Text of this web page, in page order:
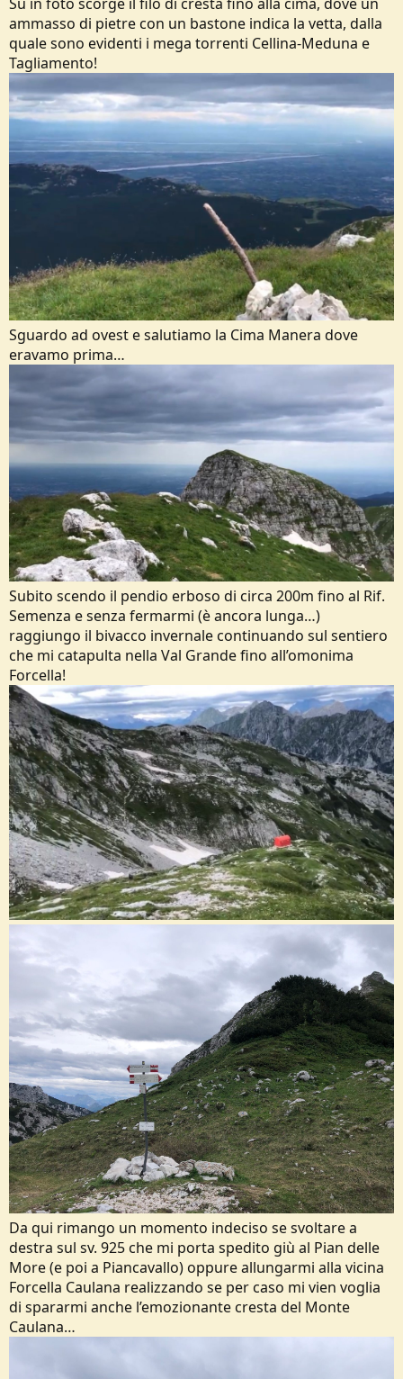
ammasso di pietre con un bastone indica la vetta, dalla
quale sono evidenti i mega torrenti Cellina-Meduna e
Tagliamento!
Sguardo ad ovest e salutiamo la Cima Manera dove
eravamo prima…
Subito scendo il pendio erboso di circa 200m fino al Rif.
Semenza e senza fermarmi (è ancora lunga…)
raggiungo il bivacco invernale continuando sul sentiero
che mi catapulta nella Val Grande fino all’omonima
Forcella!
Da qui rimango un momento indeciso se svoltare a
destra sul sv. 925 che mi porta spedito giù al Pian delle
More (e poi a Piancavallo) oppure allungarmi alla vicina
Forcella Caulana realizzando se per caso mi vien voglia
di spararmi anche l’emozionante cresta del Monte
Caulana…